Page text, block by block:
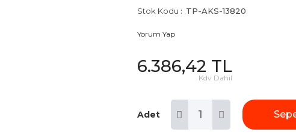
Stok Kodu
TP-AKS-13820
Yorum Yap
6.386,42 TL
Kdv Dahil
Adet